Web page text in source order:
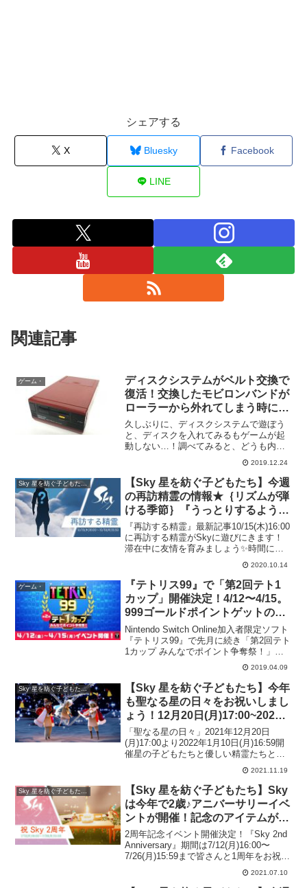
シェアする
X Bluesky Facebook
LINE
関連記事
ゲーム・
ディスクシステムがベルト交換で
復活！交換したモビロンバンドが
ローラーから外れてしまう時にし
たこと。
久しぶりに、ディスクシステムで遊ぼう
と、ディスクを入れてみるもゲームが起
動しない…！調べてみると、どうも内部
のベルトが切れて遊べなくなる場合が多
く、代替品のベルトを自分で交換するこ
とができるそうな。ぼくの場合、実際は
切れていなかったんですが...
2019.12.24
Sky 星を紡ぐ子どもたち・
【Sky 星を紡ぐ子どもたち】今週
の再訪精霊の情報★｛リズムが弾
ける季節｝『うっとりするような
旅役者』精霊が再訪！10月15日
(木)16:00～10月19日(月)15:59ま
で！必要なキャンドル数は？？
『再訪する精霊』最新記事10/15(木)16:00
に再訪する精霊がSkyに遊びにきます！
滞在中に友情を育みましょう✨時間にな
っても精霊さんに会えない、または最近
王国に降り立った星の子どもたちは、峡
谷までのストーリーを完了しているか確
認してみ...
2020.10.14
ゲーム・
『テトリス99』で「第2回テト1
カップ」開催決定！4/12〜4/15。
999ゴールドポイントゲットのチ
ャンス！
Nintendo Switch Online加入者限定ソフト
『テトリス99』で先月に続き「第2回テト
1カップ みんなでポイント争奪祭！」の
開催が決定！『テトリス99』はオンライ
ン上にて99人で競い合うテトリスのバト
ルエロワイヤル。期間中、『...
2019.04.09
Sky 星を紡ぐ子どもたち・
【Sky 星を紡ぐ子どもたち】今年
も聖なる星の日々をお祝いしまし
ょう！12月20日(月)17:00~2022
年1月10日(月)開催！
「聖なる星の日々」2021年12月20日
(月)17:00より2022年1月10日(月)16:59開
催星の子どもたちと優しい精霊たちと一
緒に、新たな年を迎える準備をしましょ
う！お祝いは12月20日(月)17:00より2022
年1月10日(月)...
2021.11.19
Sky 星を紡ぐ子どもたち・
【Sky 星を紡ぐ子どもたち】Sky
は今年で2歳♪アニバーサリーイベ
ントが開催！記念のアイテムが発
表！期間は7/12(月)16:00〜
7/26(月)15:59まで
2周年記念イベント開催決定！『Sky 2nd
Anniversary』期間は7/12(月)16:00〜
7/26(月)15:59まで皆さんと1周年をお祝い
してから、あっという間に1年が経ち、今
年もSkyのお誕生をお祝いする時がやっ
2021.07.10